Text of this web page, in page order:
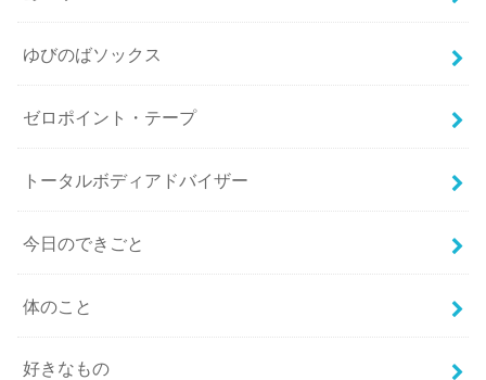
ゆびのばソックス
ゼロポイント・テープ
トータルボディアドバイザー
今日のできごと
体のこと
好きなもの